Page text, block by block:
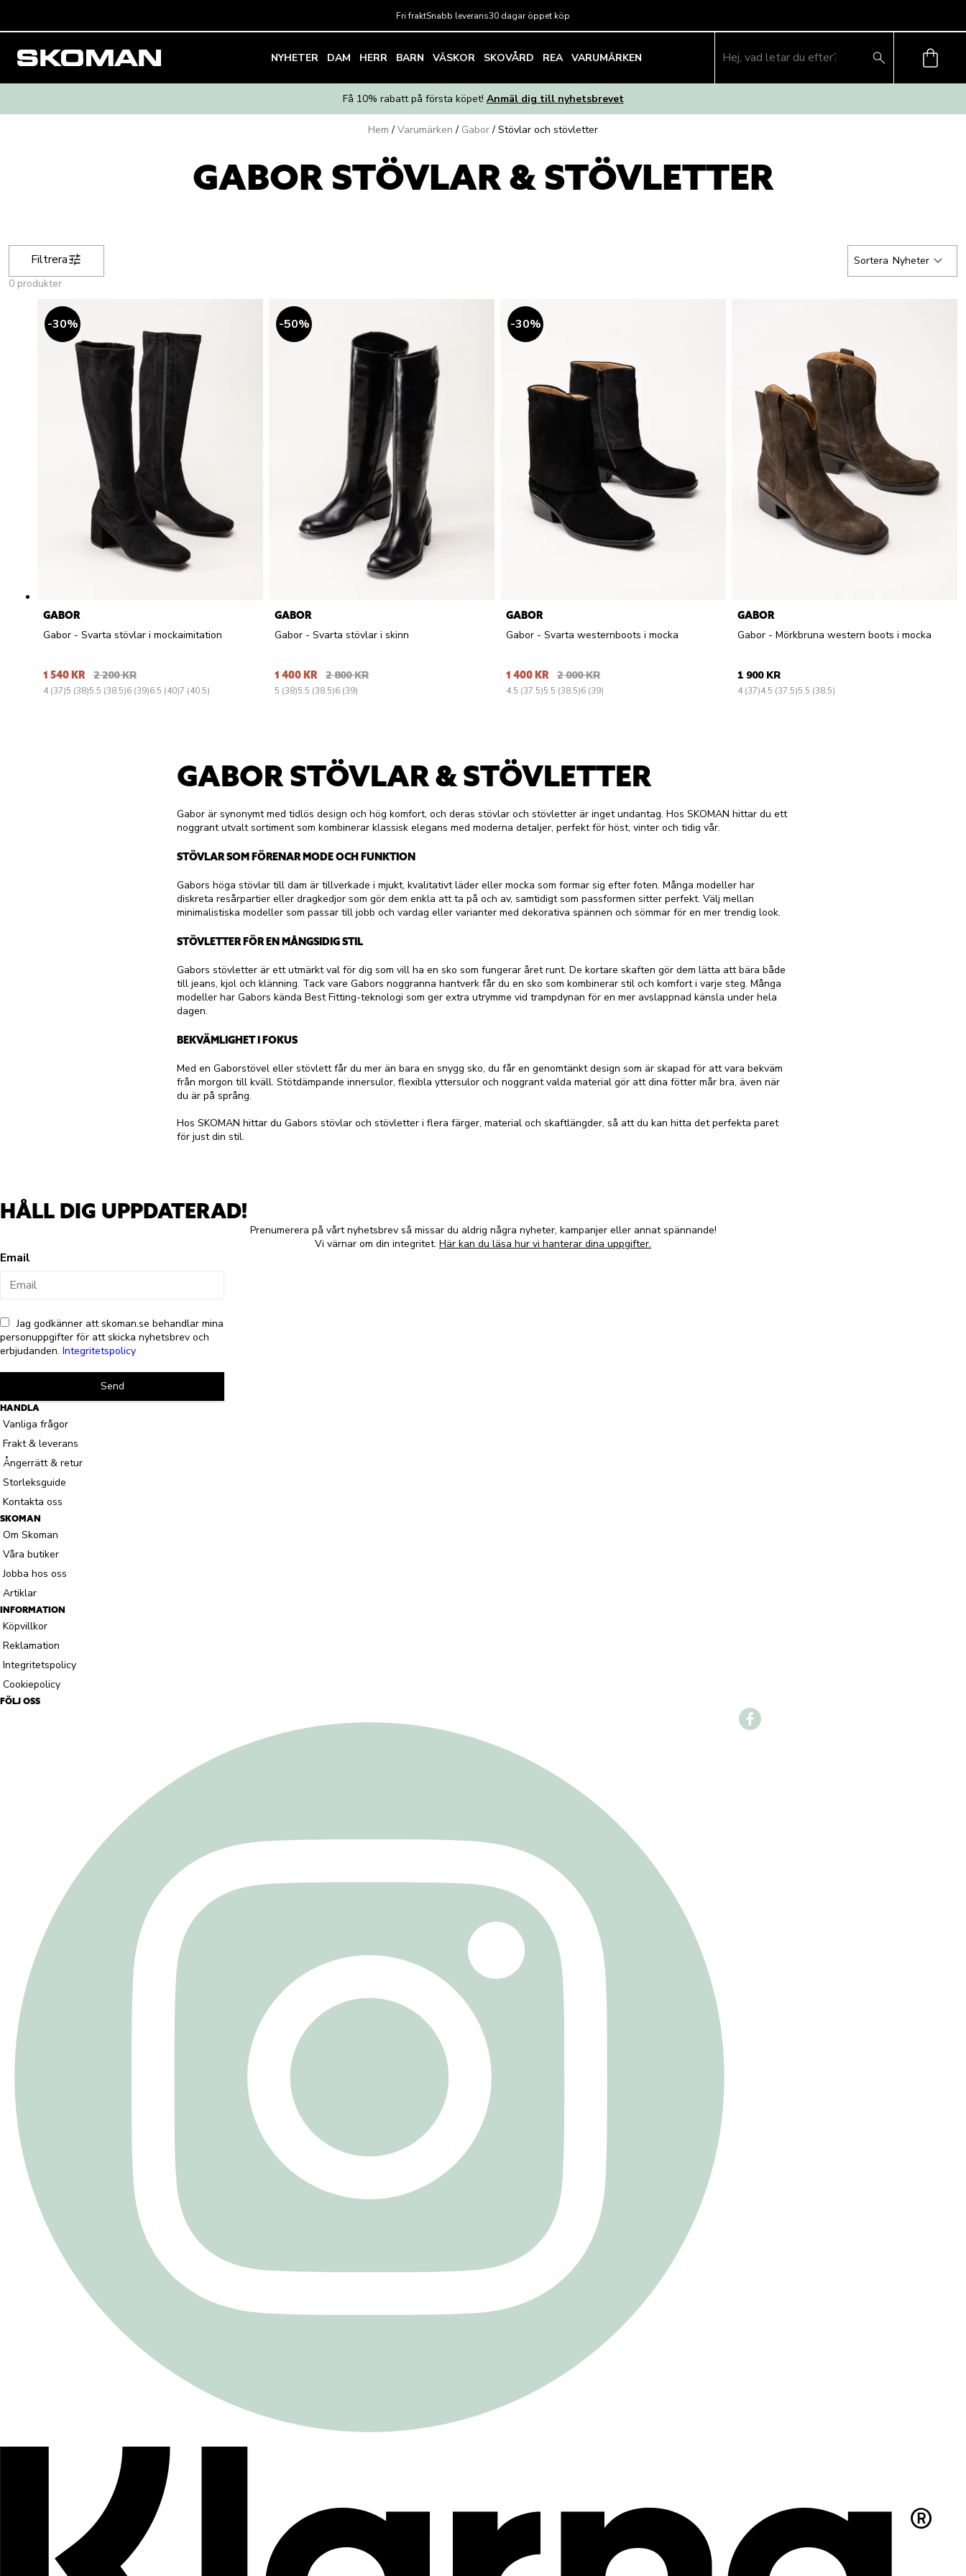
Fri fraktSnabb leverans30 dagar öppet köp
NYHETER DAM HERR BARN VÄSKOR SKOVÅRD REA VARUMÄRKEN
Få 10% rabatt på första köpet! Anmäl dig till nyhetsbrevet
Hem / Varumärken / Gabor / Stövlar och stövletter
GABOR STÖVLAR & STÖVLETTER
Filtrera Sortera Nyheter
0 produkter
30%
GABOR
Gabor - Svarta stövlar i mockaimitation
1 540 KR 2 200 KR
4 (37)5 (38)5.5 (38.5)6 (39)6.5 (40)7 (40.5)
50%
GABOR
Gabor - Svarta stövlar i skinn
1 400 KR 2 800 KR
5 (38)5.5 (38.5)6 (39)
30%
GABOR
Gabor - Svarta westernboots i mocka
1 400 KR 2 000 KR
4.5 (37.5)5.5 (38.5)6 (39)
GABOR
Gabor - Mörkbruna western boots i mocka
1 900 KR
4 (37)4.5 (37.5)5.5 (38.5)
GABOR STÖVLAR & STÖVLETTER
Gabor är synonymt med tidlös design och hög komfort, och deras stövlar och stövletter är inget undantag. Hos SKOMAN hittar du ett
noggrant utvalt sortiment som kombinerar klassisk elegans med moderna detaljer, perfekt för höst, vinter och tidig vår.
STÖVLAR SOM FÖRENAR MODE OCH FUNKTION
Gabors höga stövlar till dam är tillverkade i mjukt, kvalitativt läder eller mocka som formar sig efter foten. Många modeller har
diskreta resårpartier eller dragkedjor som gör dem enkla att ta på och av, samtidigt som passformen sitter perfekt. Välj mellan
minimalistiska modeller som passar till jobb och vardag eller varianter med dekorativa spännen och sömmar för en mer trendig look.
STÖVLETTER FÖR EN MÅNGSIDIG STIL
Gabors stövletter är ett utmärkt val för dig som vill ha en sko som fungerar året runt. De kortare skaften gör dem lätta att bära både
till jeans, kjol och klänning. Tack vare Gabors noggranna hantverk får du en sko som kombinerar stil och komfort i varje steg. Många
modeller har Gabors kända Best Fitting-teknologi som ger extra utrymme vid trampdynan för en mer avslappnad känsla under hela
dagen.
BEKVÄMLIGHET I FOKUS
Med en Gaborstövel eller stövlett får du mer än bara en snygg sko, du får en genomtänkt design som är skapad för att vara bekväm
från morgon till kväll. Stötdämpande innersulor, flexibla yttersulor och noggrant valda material gör att dina fötter mår bra, även när
du är på språng.
Hos SKOMAN hittar du Gabors stövlar och stövletter i flera färger, material och skaftlängder, så att du kan hitta det perfekta paret
för just din stil.
HÅLL DIG UPPDATERAD!
Prenumerera på vårt nyhetsbrev så missar du aldrig några nyheter, kampanjer eller annat spännande!
Vi värnar om din integritet. Här kan du läsa hur vi hanterar dina uppgifter.
Email
Jag godkänner att skoman.se behandlar mina
personuppgifter för att skicka nyhetsbrev och
erbjudanden. Integritetspolicy
Send
HANDLA
Vanliga frågor
Frakt & leverans
Ångerrätt & retur
Storleksguide
Kontakta oss
SKOMAN
Om Skoman
Våra butiker
Jobba hos oss
Artiklar
INFORMATION
Köpvillkor
Reklamation
Integritetspolicy
Cookiepolicy
FÖLJ OSS